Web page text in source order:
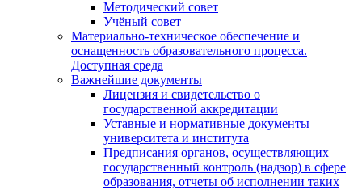
Методический совет
Учёный совет
Материально-техническое обеспечение и
оснащенность образовательного процесса.
Доступная среда
Важнейшие документы
Лицензия и свидетельство о
государственной аккредитации
Уставные и нормативные документы
университета и института
Предписания органов, осуществляющих
государственный контроль (надзор) в сфере
образования, отчеты об исполнении таких